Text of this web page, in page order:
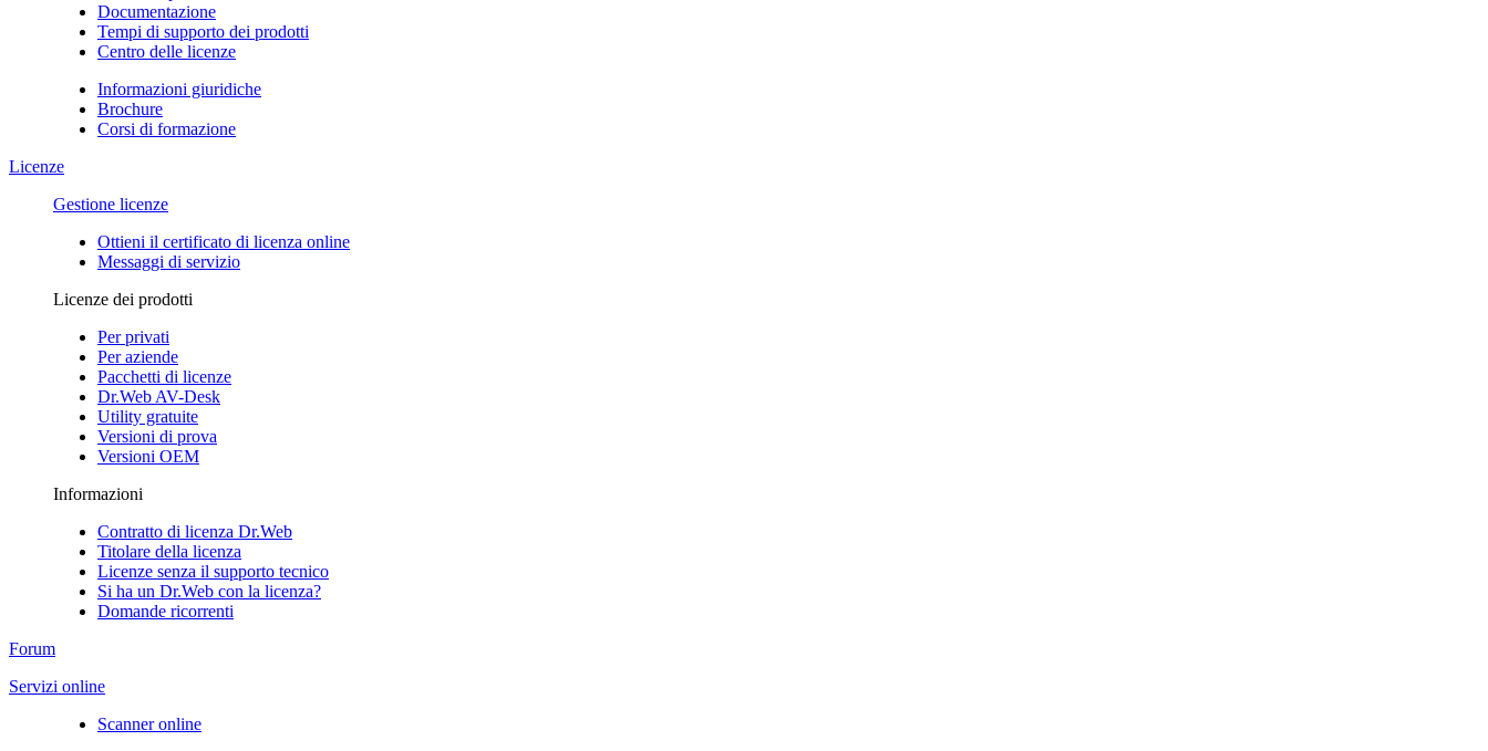
Documentazione
Tempi di supporto dei prodotti
Centro delle licenze
Informazioni giuridiche
Brochure
Corsi di formazione
Licenze
Gestione licenze
Ottieni il certificato di licenza online
Messaggi di servizio
Licenze dei prodotti
Per privati
Per aziende
Pacchetti di licenze
Dr.Web AV-Desk
Utility gratuite
Versioni di prova
Versioni OEM
Informazioni
Contratto di licenza Dr.Web
Titolare della licenza
Licenze senza il supporto tecnico
Si ha un Dr.Web con la licenza?
Domande ricorrenti
Forum
Servizi online
Scanner online